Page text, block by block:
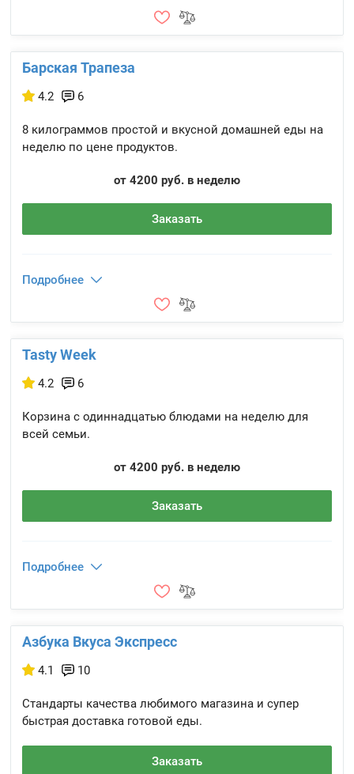
Барская Трапеза
4.2 6
8 килограммов простой и вкусной домашней еды на
неделю по цене продуктов.
от 4200 руб. в неделю
Заказать
Подробнее
Tasty Week
4.2 6
Корзина с одиннадцатью блюдами на неделю для
всей семьи.
от 4200 руб. в неделю
Заказать
Подробнее
Азбука Вкуса Экспресс
4.1 10
Стандарты качества любимого магазина и супер
быстрая доставка готовой еды.
Заказать